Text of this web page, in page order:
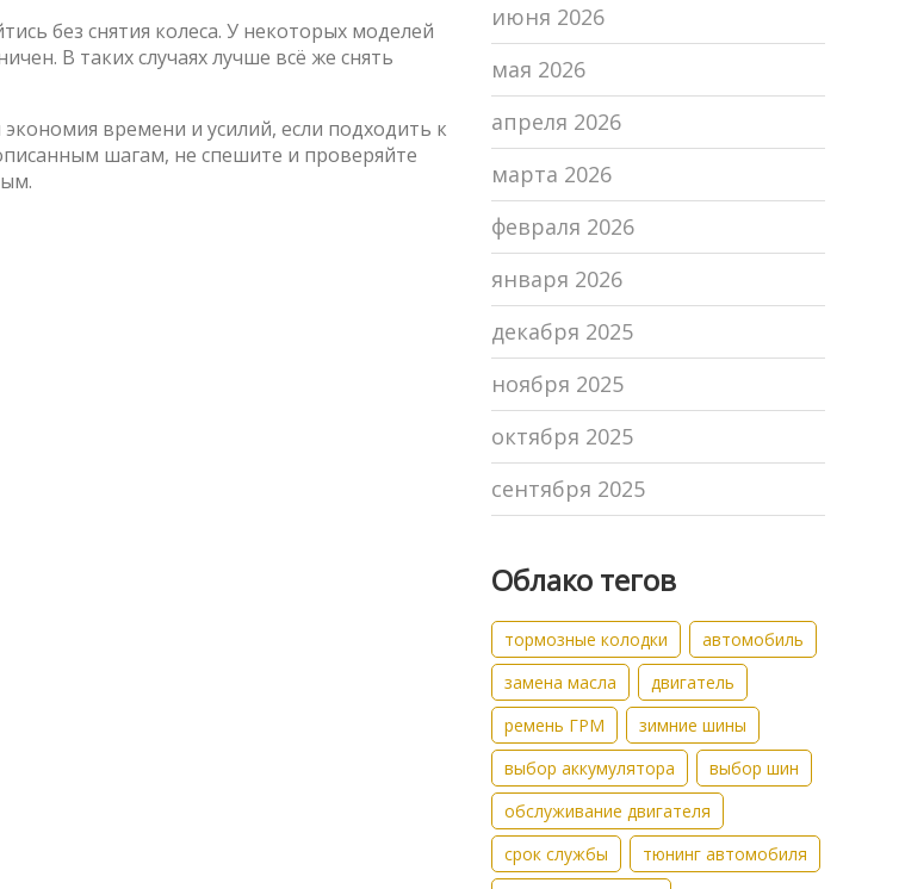
без снятия колеса. У некоторых моделей
В таких случаях лучше всё же снять
времени и усилий, если подходить к
шагам, не спешите и проверяйте
июня 2026
мая 2026
апреля 2026
марта 2026
февраля 2026
января 2026
декабря 2025
ноября 2025
октября 2025
сентября 2025
Облако тегов
тормозные колодки
автомобиль
замена масла
двигатель
ремень ГРМ
зимние шины
выбор аккумулятора
выбор шин
обслуживание двигателя
срок службы
тюнинг автомобиля